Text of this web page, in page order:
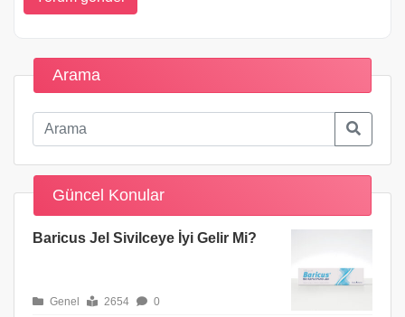
Arama
Güncel Konular
Baricus Jel Sivilceye İyi Gelir Mi?
Genel 2654 0